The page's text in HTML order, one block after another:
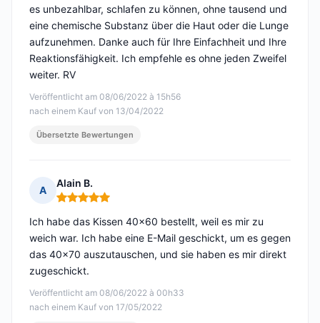
Veröffentlicht am 08/06/2022 à 15h56
nach einem Kauf von 13/04/2022
es unbezahlbar, schlafen zu können, ohne tausend und
eine chemische Substanz über die Haut oder die Lunge
aufzunehmen. Danke auch für Ihre Einfachheit und Ihre
Reaktionsfähigkeit. Ich empfehle es ohne jeden Zweifel
weiter. RV
Übersetzte Bewertungen
A
Alain B.
Hinweis: 5 von 5
Veröffentlicht am 08/06/2022 à 00h33
nach einem Kauf von 17/05/2022
Ich habe das Kissen 40x60 bestellt, weil es mir zu
weich war. Ich habe eine E-Mail geschickt, um es gegen
das 40x70 auszutauschen, und sie haben es mir direkt
zugeschickt.